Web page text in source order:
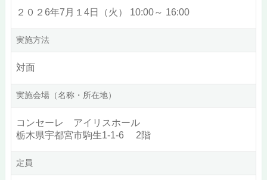
２０２6年7月１4日（火） 10:00～ 16:00
実施方法
対面
実施会場（名称・所在地）
コンセーレ アイリスホール
栃木県宇都宮市駒生1-1-6 2階
定員